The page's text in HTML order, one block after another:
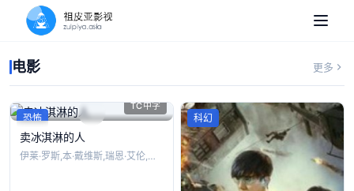
电影 更多
TC中字
恐怖
卖冰淇淋的人
伊莱·罗斯,本·戴维斯,瑞恩·艾伦,洛克
科幻